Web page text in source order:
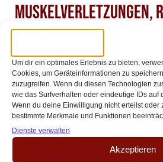
Um dir ein optimales Erlebnis zu bieten,
Cookies, um Geräteinformationen zu
zuzugreifen. Wenn du diesen Technologien
wie das Surfverhalten oder eindeutige IDs auf
Wenn du deine Einwilligung nicht erteilst oder
bestimmte Merkmale und Funktionen
Dienste verwalten
Akzeptieren
Muskelverletzungen,
und
die FC-Defensive
macht
Seit der Horror-Verletzung von Abwehrchef
beim FC eine Dauerbaustelle. Auf der Suche
Abwehrkette musste Kwasniok immer wieder[…]